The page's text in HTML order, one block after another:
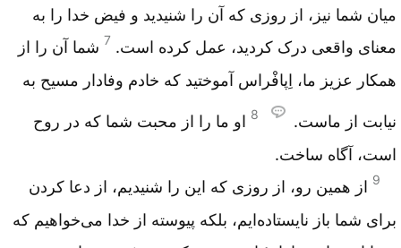
میان شما نیز، از روزی که آن را شنیدید و فیض خدا را به
معنای واقعی درک کردید، عمل کرده است. 7 شما آن را از
همکار عزیز ما، اِپافْراس آموختید که خادم وفادار مسیح به
نیابت از ماست. 8 او ما را از محبت شما که در روح
است، آگاه ساخت.
9 از همین رو، از روزی که این را شنیدیم، از دعا کردن
برای شما باز نایستاده‌ایم، بلکه پیوسته از خدا می‌خواهیم که